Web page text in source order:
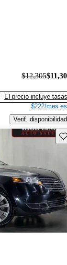
$12,305
El precio incluye tasas
$222/mes
Verif. disponibilidad